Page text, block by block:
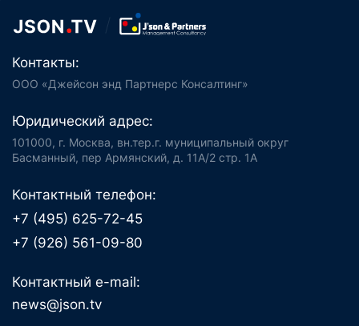
Контакты:
ООО «Джейсон энд Партнерс Консалтинг»
Юридический адрес:
101000, г. Москва, вн.тер.г. муниципальный округ
Басманный, пер Армянский, д. 11А/2 стр. 1А
Контактный телефон:
+7 (495) 625-72-45
+7 (926) 561-09-80
Контактный e-mail:
news@json.tv